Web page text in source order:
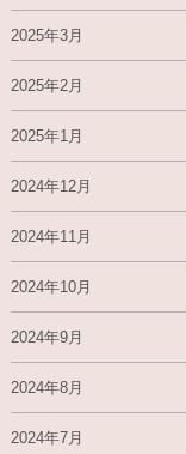
2025年3月
2025年2月
2025年1月
2024年12月
2024年11月
2024年10月
2024年9月
2024年8月
2024年7月